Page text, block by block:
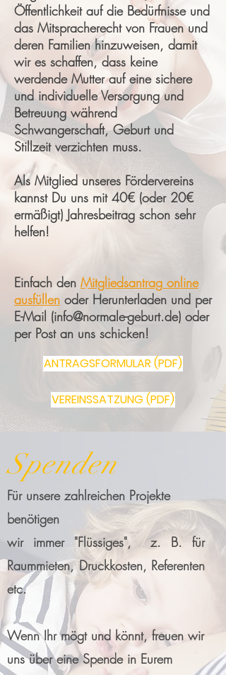
Öffentlichkeit auf die Bedürfnisse und
das Mitspracherecht von Frauen und
deren Familien hinzuweisen, damit
wir es schaffen, dass keine
werdende Mutter auf eine sichere
und individuelle Versorgung und
Betreuung während
Schwangerschaft, Geburt und
Stillzeit verzichten muss.
Als Mitglied unseres Fördervereins
kannst Du uns mit 40€ (oder 20€
ermäßigt) Jahresbeitrag schon sehr
helfen!
Einfach den Mitgliedsantrag online
ausfüllen oder Herunterladen und per
E-Mail (info@normale-geburt.de) oder
per Post an uns schicken!
ANTRAGSFORMULAR (PDF)
VEREINSSATZUNG (PDF)
Spenden
Für unsere zahlreichen Projekte
benötigen
wir immer "Flüssiges", z. B. für
Raummieten, Druckkosten, Referenten
etc.
Wenn Ihr mögt und könnt, freuen wir
uns über eine Spende in Eurem